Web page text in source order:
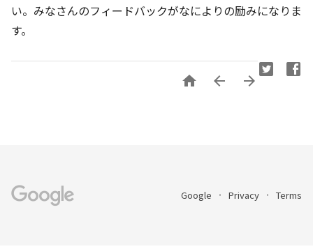
い。みなさんのフィードバックがなによりの励みになりま
す。
  
Google Privacy Terms